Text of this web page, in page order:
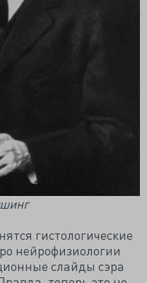
гистологические
нейрофизиологии
слайды сэра